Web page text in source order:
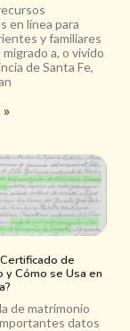
en línea para
y familiares
a, o vivido
de Santa Fe,
»
de
y Cómo se Usa en
de matrimonio
datos